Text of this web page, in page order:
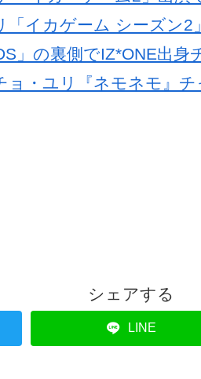
「イカゲーム シーズン2
」の裏側でIZ*ONE出身
ョ・ユリ『ネモネモ』
LINE